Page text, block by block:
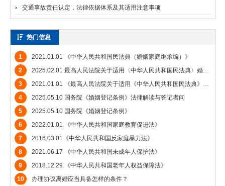
交通事故责任认定，法律依据体系及其适用注意事项
热门信息
1
2021.01.01 《中华人民共和国民法典（婚姻家庭继承编）》
2
2025.02.01 最高人民法院关于适用〈中华人民共和国民法典〉婚姻家庭编的解释（二）》
3
2021.01.01 《最高人民法院关于适用《中华人民共和国民法典》婚姻家庭编的解释（一）》
4
2025.05.10 国务院《婚姻登记条例》法律解读与答记者问
5
2025.05.10 国务院《婚姻登记条例》
6
2022.01.01 《中华人民共和国家庭教育促进法》
7
2016.03.01《中华人民共和国反家庭暴力法》
8
2021.06.17 《中华人民共和国未成年人保护法》
9
2018.12.29 《中华人民共和国老年人权益保障法》
10
办理协议离婚应当具备怎样的条件？